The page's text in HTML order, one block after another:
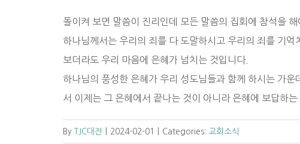
돌이켜 보면 말씀이 진리인데 모든 말씀의 집회에 참석을
하나님께서는 우리의 죄를 다 도말하시고 우리의 죄를 기
보더라도 우리 마음에 은혜가 넘치는 것입니다.
하나님의 풍성한 은혜가 우리 성도님들과 함께 하시는 가
서 이제는 그 은혜에서 끝나는 것이 아니라 은혜에 보답하
By TJC대전 2024-02-01 Categories: 교회소식